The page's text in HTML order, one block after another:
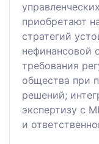
приобретают
стратегий
нефинансовой
требования
общества при
решений;
экспертизу с
и